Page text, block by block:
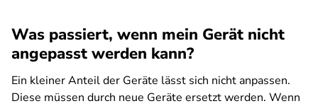
Was passiert, wenn mein Gerät nicht
angepasst werden kann?
Ein kleiner Anteil der Geräte lässt sich nicht anpassen.
Diese müssen durch neue Geräte ersetzt werden. Wenn